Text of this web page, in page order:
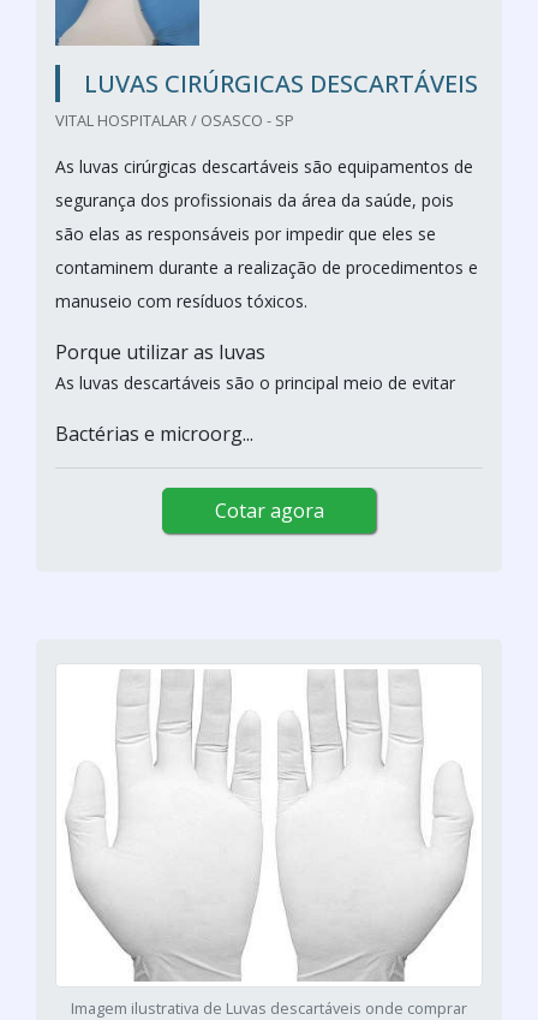
LUVAS CIRÚRGICAS DESCARTÁVEIS
VITAL HOSPITALAR / OSASCO - SP
As luvas cirúrgicas descartáveis são equipamentos de
segurança dos profissionais da área da saúde, pois
são elas as responsáveis por impedir que eles se
contaminem durante a realização de procedimentos e
manuseio com resíduos tóxicos.
Porque utilizar as luvas
As luvas descartáveis são o principal meio de evitar
Bactérias e microorg...
Cotar agora
Imagem ilustrativa de Luvas descartáveis onde comprar